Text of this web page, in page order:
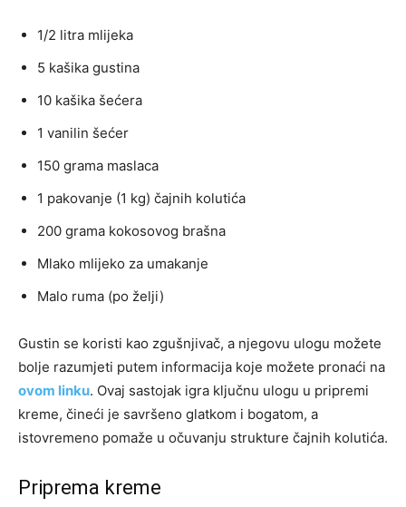
1/2 litra mlijeka
5 kašika gustina
10 kašika šećera
1 vanilin šećer
150 grama maslaca
1 pakovanje (1 kg) čajnih kolutića
200 grama kokosovog brašna
Mlako mlijeko za umakanje
Malo ruma (po želji)
Gustin se koristi kao zgušnjivač, a njegovu ulogu možete
bolje razumjeti putem informacija koje možete pronaći na
ovom linku. Ovaj sastojak igra ključnu ulogu u pripremi
kreme, čineći je savršeno glatkom i bogatom, a
istovremeno pomaže u očuvanju strukture čajnih kolutića.
Priprema kreme